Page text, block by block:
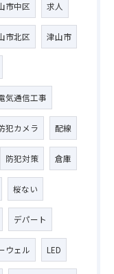
市中区 求人
市北区 津山市
気通信工事
犯カメラ 配線
防犯対策 倉庫
桜ない
デパート
ウェル LED